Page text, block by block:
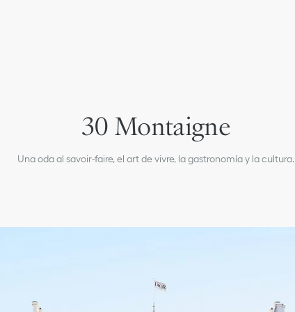
30 Montaigne
Una oda al savoir-faire, el art de vivre, la gastronomía y la cultura.